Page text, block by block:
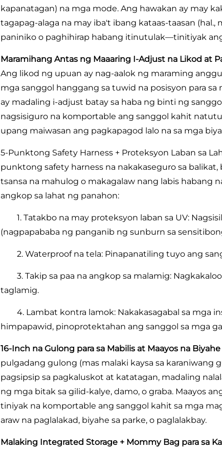
kapanatagan) na mga mode. Ang hawakan ay may
tagapag-alaga na may iba't ibang kataas-taasan (hal.,
paniniko o paghihirap habang itinutulak—tinitiyak
Maramihang Antas ng Maaaring I-Adjust na Likod at
Ang likod ng upuan ay nag-aalok ng maraming
mga sanggol hanggang sa tuwid na posisyon para sa
ay madaling i-adjust batay sa haba ng binti ng
nagsisiguro na komportable ang sanggol kahit
upang maiwasan ang pagkapagod lalo na sa mga
5-Punktong Safety Harness + Proteksyon Laban sa
punktong safety harness na nakakaseguro sa
tsansa na mahulog o makagalaw nang labis habang
angkop sa lahat ng panahon:
1. Tatakbo na may proteksyon laban sa UV:
(nagpapababa ng panganib ng sunburn sa
2. Waterproof na tela: Pinapanatiling tuyo ang
3. Takip sa paa na angkop sa malamig:
taglamig.
4. Lambat kontra lamok: Nakakasagabal sa mga
himpapawid, pinoprotektahan ang sanggol sa mga
16-Inch na Gulong para sa Mabilis at Maayos na
pulgadang gulong (mas malaki kaysa sa karaniwang
pagsipsip sa pagkaluskot at katatagan, madaling
ng mga bitak sa gilid-kalye, damo, o graba. Maayos
tiniyak na komportable ang sanggol kahit sa mga
araw na paglalakad, biyahe sa parke, o paglalakbay.
Malaking Integrated Storage + Mommy Bag para sa